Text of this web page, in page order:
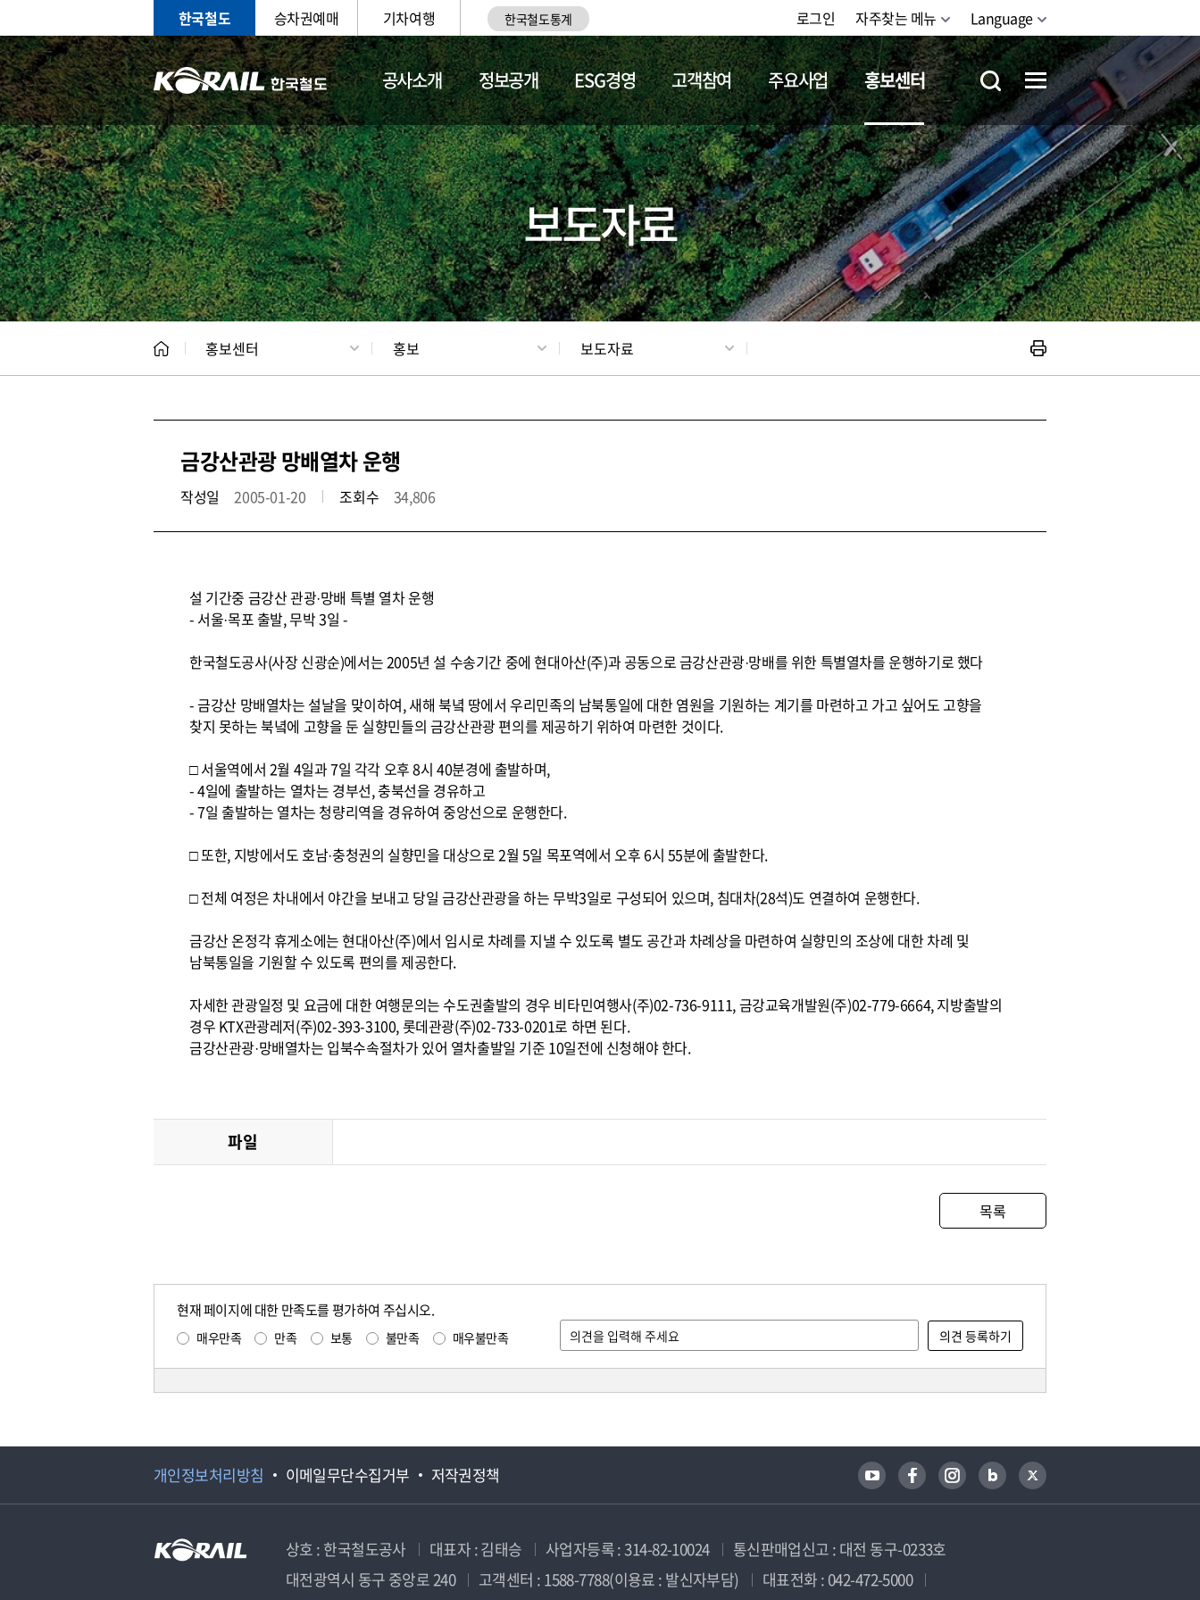
한국철도 승차권예매 기차여행 한국철도통계 로그인 자주찾는 메뉴 Language
공사소개 정보공개 ESG경영 고객참여 주요사업 홍보센터
홍보 문화사업 갤러리 기차소개 철도체험
보도자료
홍보센터 홍보 보도자료
금강산관광 망배열차 운행
작성일 2005-01-20 조회수 34,806
설 기간중 금강산 관광·망배 특별 열차 운행
- 서울·목포 출발, 무박 3일 -
한국철도공사(사장 신광순)에서는 2005년 설 수송기간 중에 현대아산(주)과 공동으로 금강산관광·망배를 위한 특별열차를 운행하기로 했다
- 금강산 망배열차는 설날을 맞이하여, 새해 북녘 땅에서 우리민족의 남북통일에 대한 염원을 기원하는 계기를 마련하고 가고 싶어도 고향을
찾지 못하는 북녘에 고향을 둔 실향민들의 금강산관광 편의를 제공하기 위하여 마련한 것이다.
□ 서울역에서 2월 4일과 7일 각각 오후 8시 40분경에 출발하며,
- 4일에 출발하는 열차는 경부선, 충북선을 경유하고
- 7일 출발하는 열차는 청량리역을 경유하여 중앙선으로 운행한다.
□ 또한, 지방에서도 호남·충청권의 실향민을 대상으로 2월 5일 목포역에서 오후 6시 55분에 출발한다.
□ 전체 여정은 차내에서 야간을 보내고 당일 금강산관광을 하는 무박3일로 구성되어 있으며, 침대차(28석)도 연결하여 운행한다.
금강산 온정각 휴게소에는 현대아산(주)에서 임시로 차례를 지낼 수 있도록 별도 공간과 차례상을 마련하여 실향민의 조상에 대한 차례 및
남북통일을 기원할 수 있도록 편의를 제공한다.
자세한 관광일정 및 요금에 대한 여행문의는 수도권출발의 경우 비타민여행사(주)02-736-9111, 금강교육개발원(주)02-779-6664, 지방출발의
경우 KTX관광레저(주)02-393-3100, 롯데관광(주)02-733-0201로 하면 된다.
금강산관광·망배열차는 입북수속절차가 있어 열차출발일 기준 10일전에 신청해야 한다.
파일
목록
현재 페이지에 대한 만족도를 평가하여 주십시오.
매우만족 만족 보통 불만족 매우불만족
개인정보처리방침 이메일무단수집거부 저작권정책
상호 : 한국철도공사 대표자 : 김태승 사업자등록 : 314-82-10024
통신판매업신고 : 대전 동구-0233호
대전광역시 동구 중앙로 240
고객센터 : 1588-7788(이용료 : 발신자부담)
대표전화 : 042-472-5000